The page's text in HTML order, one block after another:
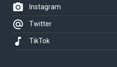
photo_camera Instagram
alternate_email Twitter
music_note TikTok